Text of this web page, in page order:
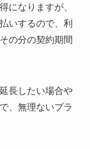
になりますが、
いするので、利
の分の契約期間
長したい場合や
、無理ないプラ